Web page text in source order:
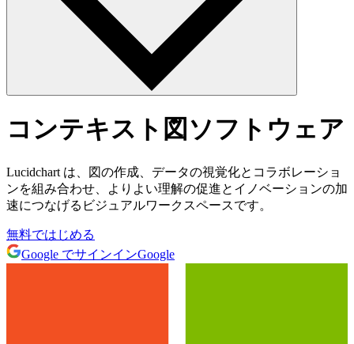
コンテキスト図ソフトウェア
Lucidchart は、図の作成、データの視覚化とコラボレーショ
ンを組み合わせ、よりよい理解の促進とイノベーションの加
速につなげるビジュアルワークスペースです。
無料ではじめる
Google でサインインGoogle